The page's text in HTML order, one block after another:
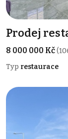
Prodej
8 000 000 Kč
Typ restaurace